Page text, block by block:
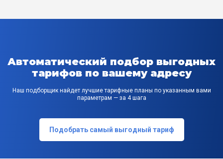
Автоматический подбор выгодных
тарифов по вашему адресу
Наш подборщик найдет лучшие тарифные планы по указанным вами
параметрам — за 4 шага
Подобрать самый выгодный тариф